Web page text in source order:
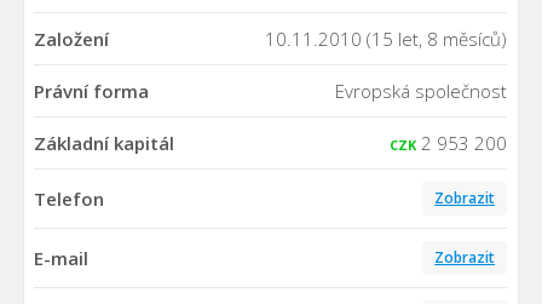
Založení 10.11.2010 (15 let, 8 měsíců)
Právní forma Evropská společnost
Základní kapitál CZK 2 953 200
Telefon Zobrazit
E-mail Zobrazit